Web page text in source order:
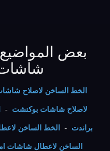
بعض المواضيع
شاشات
الخط الساخن لاصلاح
لاصلاح شاشات بوكنشت -
براندت - الخط الساخن
الساخن لاعطال شاشات